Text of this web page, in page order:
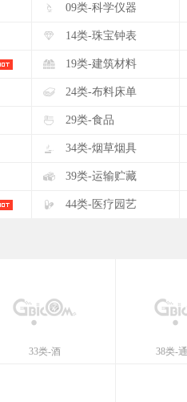
) 09类-科学仪器
. 14类-珠宝钟表
3 19类-建筑材料
8 24类-布料床单
= 29类-食品
B 34类-烟草烟具
G 39类-运输贮藏
L 44类-医疗园艺
33类-酒 38类-